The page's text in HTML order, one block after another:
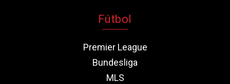
Fútbol
Premier League
Bundesliga
MLS